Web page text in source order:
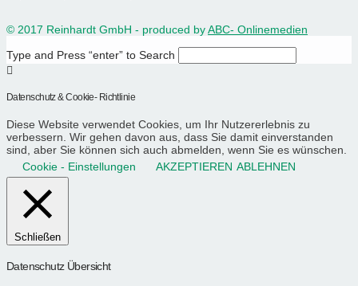
© 2017 Reinhardt GmbH - produced byABC- Onlinemedien
Type and Press “enter” to Search
Datenschutz & Cookie- Richtlinie
Diese Website verwendet Cookies, um Ihr Nutzererlebnis zu
verbessern. Wir gehen davon aus, dass Sie damit einverstanden
sind, aber Sie können sich auch abmelden, wenn Sie es wünschen.
Cookie - Einstellungen
AKZEPTIEREN ABLEHNEN
Schließen
Datenschutz Übersicht